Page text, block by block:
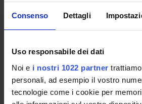
Consenso Dettagli
Uso responsabile dei dati
Noi e i nostri 1022 partner
personali, ad esempio il vostro
tecnologie come i cookie per